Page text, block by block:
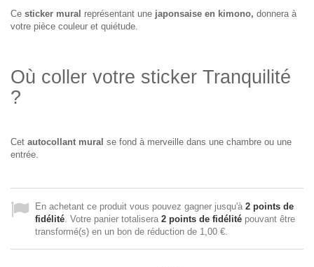
Ce sticker mural représentant une japonsaise en kimono, donnera à
votre pièce couleur et quiétude.
Où coller votre sticker Tranquilité
?
Cet autocollant mural se fond à merveille dans une chambre ou une
entrée.
En achetant ce produit vous pouvez gagner jusqu'à 2 points de
fidélité. Votre panier totalisera 2 points de fidélité pouvant être
transformé(s) en un bon de réduction de 1,00 €.